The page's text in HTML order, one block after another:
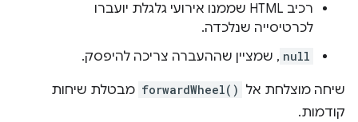
רכיב HTML שממנו אירועי גלגלת יועברו
לכרטיסייה שנלכדה.
null , שמציין שההעברה צריכה להיפסק.
שיחה מוצלחת אל forwardWheel() מבטלת שיחות
קודמות.